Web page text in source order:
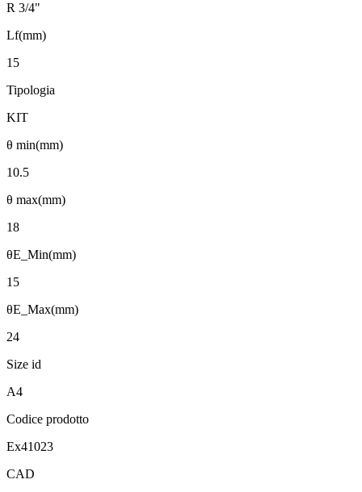
R 3/4"
Lf(mm)
15
Tipologia
KIT
θ min(mm)
10.5
θ max(mm)
18
θE_Min(mm)
15
θE_Max(mm)
24
Size id
A4
Codice prodotto
Ex41023
CAD